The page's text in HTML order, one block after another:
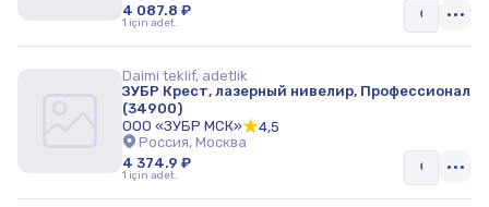
4 087.8 ₽
1 için adet.
Daimi teklif, adetlik
ЗУБР Крест, лазерный нивелир, Профессионал
(34900)
ООО «ЗУБР МСК»
4,5
Россия, Москва
4 374.9 ₽
1 için adet.